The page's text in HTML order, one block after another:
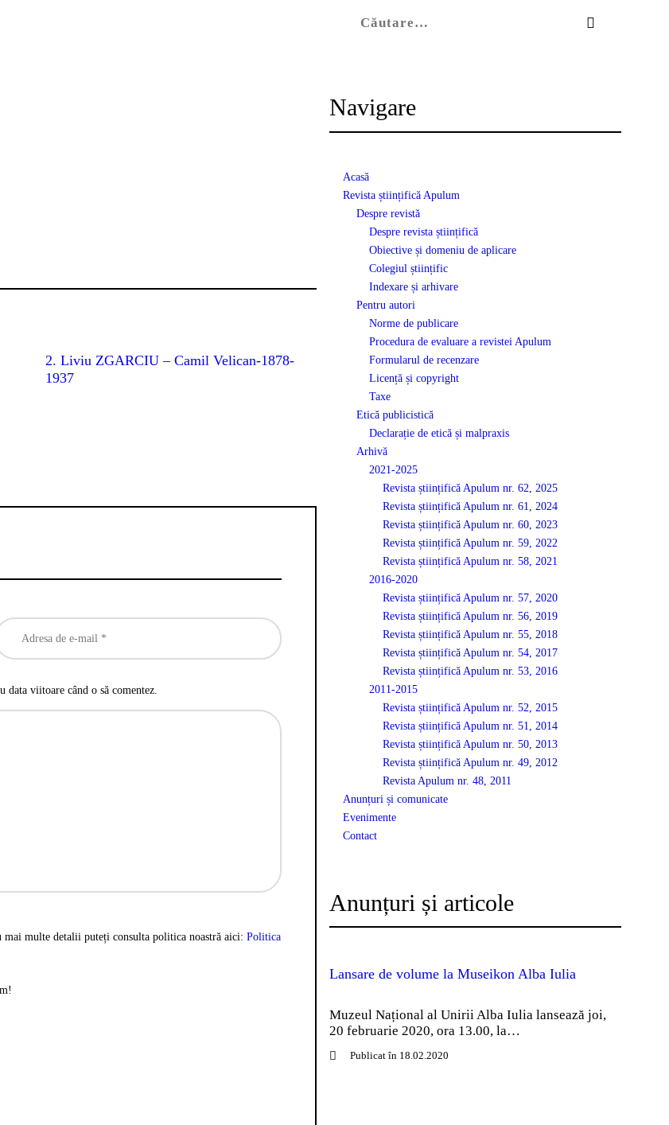
2. Liviu ZGARCIU – Camil Velican-1878-
1937
data viitoare când o să comentez.
multe detalii puteți consulta politica noastră aici: Politica
Navigare
Acasă
Revista științifică Apulum
Despre revistă
Despre revista științifică
Obiective și domeniu de aplicare
Colegiul științific
Indexare și arhivare
Pentru autori
Norme de publicare
Procedura de evaluare a revistei Apulum
Formularul de recenzare
Licență și copyright
Taxe
Etică publicistică
Declarație de etică și malpraxis
Arhivă
2021-2025
Revista științifică Apulum nr. 62, 2025
Revista științifică Apulum nr. 61, 2024
Revista științifică Apulum nr. 60, 2023
Revista științifică Apulum nr. 59, 2022
Revista științifică Apulum nr. 58, 2021
2016-2020
Revista științifică Apulum nr. 57, 2020
Revista științifică Apulum nr. 56, 2019
Revista științifică Apulum nr. 55, 2018
Revista științifică Apulum nr. 54, 2017
Revista științifică Apulum nr. 53, 2016
2011-2015
Revista științifică Apulum nr. 52, 2015
Revista științifică Apulum nr. 51, 2014
Revista științifică Apulum nr. 50, 2013
Revista științifică Apulum nr. 49, 2012
Revista Apulum nr. 48, 2011
Anunțuri și comunicate
Evenimente
Contact
Anunțuri și articole
Lansare de volume la Museikon Alba Iulia
Muzeul Național al Unirii Alba Iulia lansează joi,
20 februarie 2020, ora 13.00, la…
Publicat în 18.02.2020